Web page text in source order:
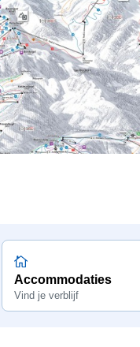
Accommodaties
Vind je verblijf